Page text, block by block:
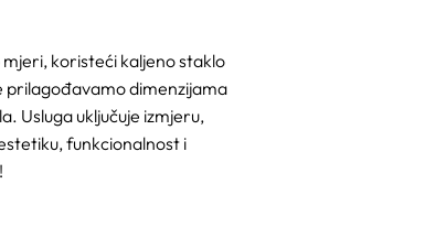
koristeći kaljeno staklo
prilagođavamo dimenzijama
Usluga uključuje izmjeru,
funkcionalnost i